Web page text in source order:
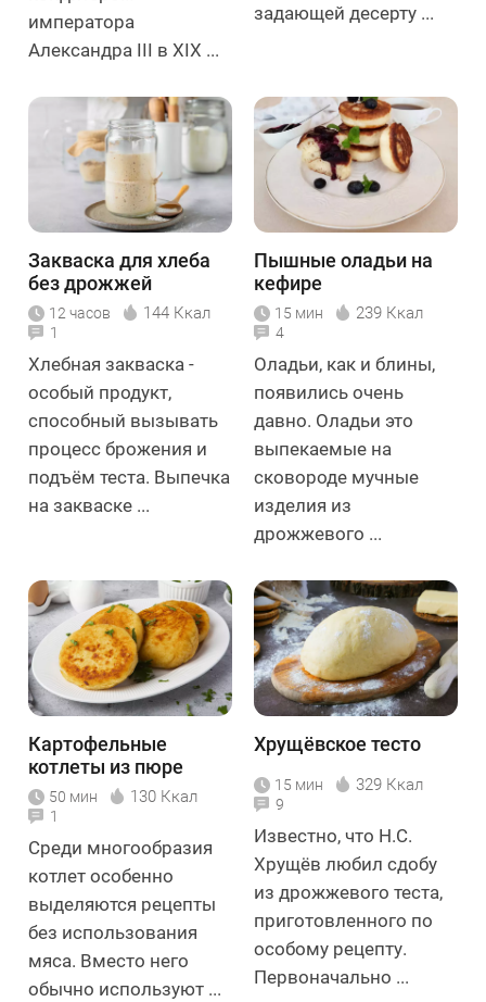
императора
Александра III в XIX ...
задающей десерту ...
Закваска для хлеба
без дрожжей
12 часов 144 Ккал
1
Хлебная закваска -
особый продукт,
способный вызывать
процесс брожения и
подъём теста. Выпечка
на закваске ...
Пышные оладьи на
кефире
15 мин 239 Ккал
4
Оладьи, как и блины,
появились очень
давно. Оладьи это
выпекаемые на
сковороде мучные
изделия из
дрожжевого ...
Картофельные
котлеты из пюре
50 мин 130 Ккал
1
Среди многообразия
котлет особенно
выделяются рецепты
без использования
мяса. Вместо него
обычно используют ...
Хрущёвское тесто
15 мин 329 Ккал
9
Известно, что Н.С.
Хрущёв любил сдобу
из дрожжевого теста,
приготовленного по
особому рецепту.
Первоначально ...